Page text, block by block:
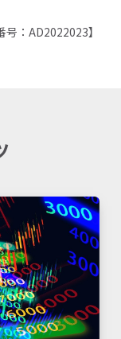
号：AD2022023】